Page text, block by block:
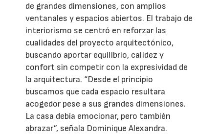
de grandes dimensiones, con amplios
ventanales y espacios abiertos. El trabajo de
interiorismo se centró en reforzar las
cualidades del proyecto arquitectónico,
buscando aportar equilibrio, calidez y
confort sin competir con la expresividad de
la arquitectura. “Desde el principio
buscamos que cada espacio resultara
acogedor pese a sus grandes dimensiones.
La casa debía emocionar, pero también
abrazar”, señala Dominique Alexandra.